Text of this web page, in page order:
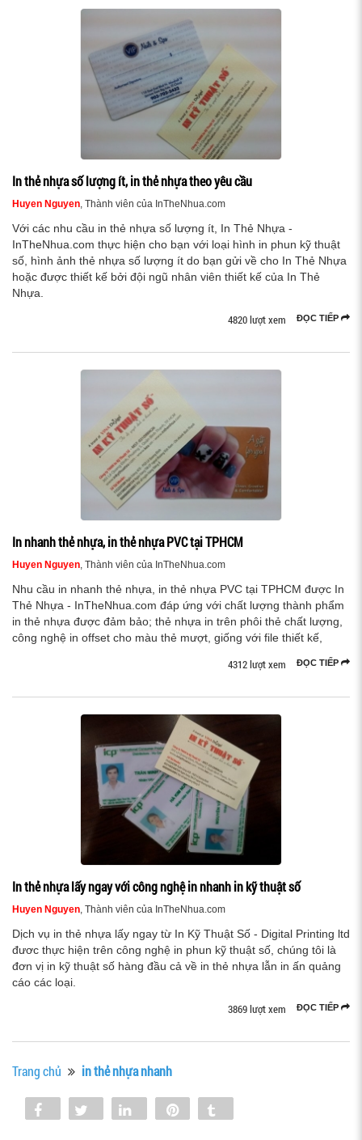
In thẻ nhựa số lượng ít, in thẻ nhựa theo yêu cầu
Huyen Nguyen, Thành viên của InTheNhua.com
Với các nhu cầu in thẻ nhựa số lượng ít, In Thẻ Nhựa -
InTheNhua.com thực hiện cho bạn với loại hình in phun kỹ thuật
số, hình ảnh thẻ nhựa số lượng ít do bạn gửi về cho In Thẻ Nhựa
hoặc được thiết kế bởi đội ngũ nhân viên thiết kế của In Thẻ
Nhựa.
ĐỌC TIẾP
4820 lượt xem
In nhanh thẻ nhựa, in thẻ nhựa PVC tại TPHCM
Huyen Nguyen, Thành viên của InTheNhua.com
Nhu cầu in nhanh thẻ nhựa, in thẻ nhựa PVC tại TPHCM được In
Thẻ Nhựa - InTheNhua.com đáp ứng với chất lượng thành phẩm
in thẻ nhựa được đảm bảo; thẻ nhựa in trên phôi thẻ chất lượng,
công nghệ in offset cho màu thẻ mượt, giống với file thiết kế,
ĐỌC TIẾP
4312 lượt xem
In thẻ nhựa lấy ngay với công nghệ in nhanh in kỹ thuật số
Huyen Nguyen, Thành viên của InTheNhua.com
Dịch vụ in thẻ nhựa lấy ngay từ In Kỹ Thuật Số - Digital Printing ltd
đươc thực hiện trên công nghệ in phun kỹ thuật số, chúng tôi là
đơn vị in kỹ thuật số hàng đầu cả về in thẻ nhựa lẫn in ấn quảng
cáo các loại.
ĐỌC TIẾP
3869 lượt xem
Trang chủ in thẻ nhựa nhanh
Share Tweet Share